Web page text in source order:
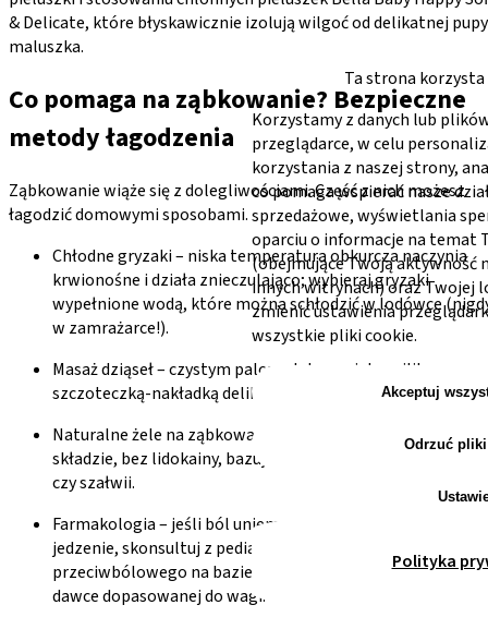
& Delicate, które błyskawicznie izolują wilgoć od delikatnej pupy
maluszka.
Co pomaga na ząbkowanie? Bezpieczne
metody łagodzenia
Ząbkowanie wiąże się z dolegliwościami. Część z nich możesz
łagodzić domowymi sposobami.
Chłodne gryzaki – niska temperatura obkurcza naczynia
krwionośne i działa znieczulająco; wybieraj gryzaki
wypełnione wodą, które można schłodzić w lodówce
w zamrażarce!).
Masaż dziąseł – czystym palcem lub specjalną silikonową
szczoteczką-nakładką delikatnie masuj dziąsła malucha.
Naturalne żele na ząbkowanie – wybieraj te o
składzie, bez lidokainy, bazujące na wyciągach z rumianku
czy szałwii.
Farmakologia – jeśli ból uniemożliwia dziecku sen i
jedzenie, skonsultuj z pediatrą podanie leku
przeciwbólowego na bazie paracetamolu lub ibuprofenu
dawce dopasowanej do wagi.
Ta strona
Korzystamy z danych lub
przeglądarce, w celu
korzystania z naszej strony,
co pomaga wspierać nasze
sprzedażowe, wyświetlania
oparciu o informacje na temat
(obejmujące Twoją aktywność
innych witrynach) oraz Twojej
zmienić ustawienia
wszystkie pliki cookie.
Akceptuj
Odrzuć
Polityka